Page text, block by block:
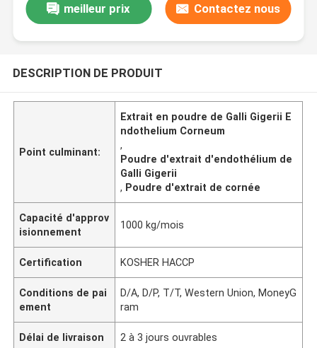
meilleur prix Contactez nous
DESCRIPTION DE PRODUIT
Point culminant:
Extrait en poudre de Galli Gigerii E
ndothelium Corneum
,
Poudre d'extrait d'endothélium de
Galli Gigerii
, Poudre d'extrait de cornée
Capacité d'approv
isionnement
1000 kg/mois
Certification KOSHER HACCP
Conditions de pai
ement
D/A, D/P, T/T, Western Union, MoneyG
ram
Délai de livraison 2 à 3 jours ouvrables